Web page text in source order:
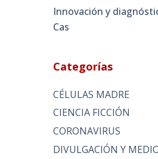
Innovación y
Cas
Categorías
CÉLULAS MADRE
CIENCIA FICCIÓN
CORONAVIRUS
DIVULGACIÓN Y